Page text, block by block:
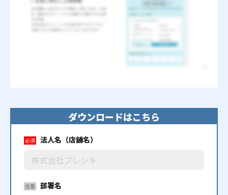
ダウンロードはこちら
必須 法人名 （店舗名）
任意 部署名